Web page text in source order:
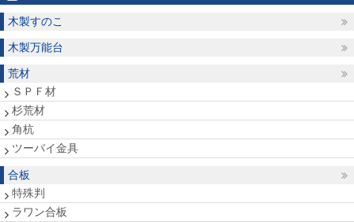
木製すのこ
木製万能台
荒材
ＳＰＦ材
杉荒材
角杭
ツーバイ金具
合板
特殊判
ラワン合板